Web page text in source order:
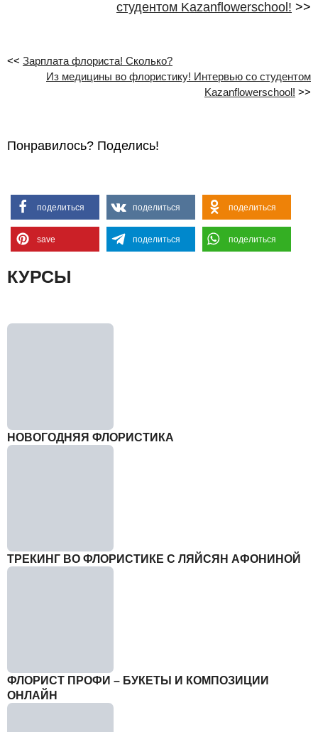
студентом Kazanflowerschool! >>
<< Зарплата флориста! Сколько?
Из медицины во флористику! Интервью со студентом
Kazanflowerschool! >>
Понравилось? Поделись!
поделиться поделиться поделиться
save поделиться поделиться
КУРСЫ
НОВОГОДНЯЯ ФЛОРИСТИКА
ТРЕКИНГ ВО ФЛОРИСТИКЕ С ЛЯЙСЯН АФОНИНОЙ
ФЛОРИСТ ПРОФИ – БУКЕТЫ И КОМПОЗИЦИИ
ОНЛАЙН